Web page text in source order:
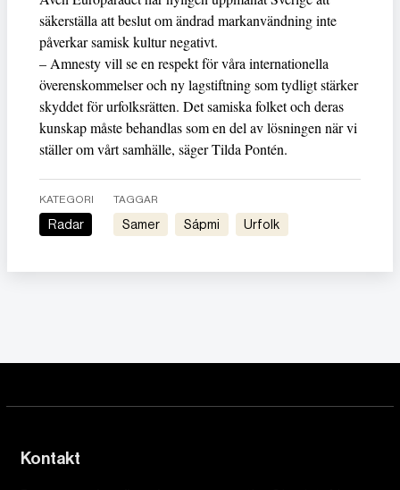
säkerställa att beslut om ändrad markanvändning inte
påverkar samisk kultur negativt.
– Amnesty vill se en respekt för våra internationella
överenskommelser och ny lagstiftning som tydligt stärker
skyddet för urfolksrätten. Det samiska folket och deras
kunskap måste behandlas som en del av lösningen när vi
ställer om vårt samhälle, säger Tilda Pontén.
KATEGORI
Radar
TAGGAR
Samer Sápmi Urfolk
Kontakt